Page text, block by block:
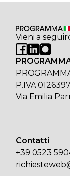
Vieni a
P.IVA
Via Emilia
Contatti
+39 0523